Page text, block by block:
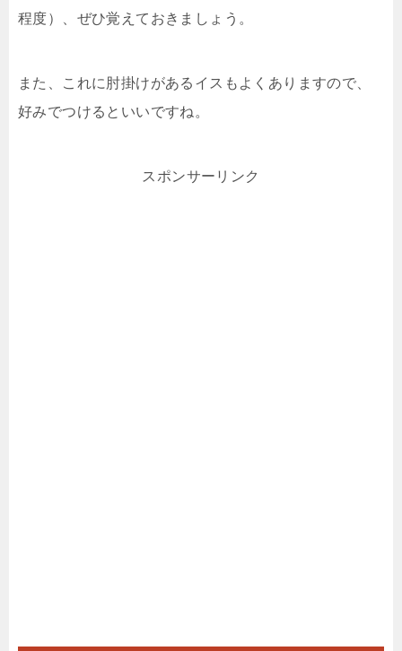
程度）、ぜひ覚えておきましょう。
また、これに肘掛けがあるイスもよくありますので、
好みでつけるといいですね。
スポンサーリンク